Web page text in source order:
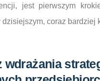
jest pierwszym
dzisiejszym, coraz
wdrażania